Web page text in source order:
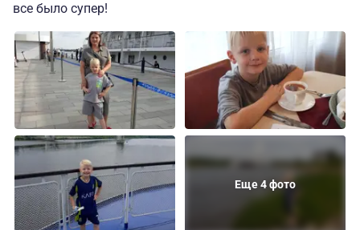
все было супер!
Еще 4 фото